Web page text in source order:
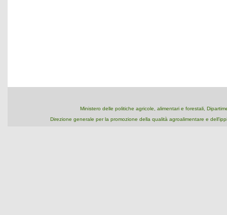
Ministero delle politiche agricole, alimentari e forestali,
Direzione generale per la promozione della qualità agroalimentare e